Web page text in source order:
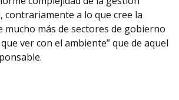
contrariamente a lo que cree la
mucho más de sectores de gobierno
ver con el ambiente” que de aquel